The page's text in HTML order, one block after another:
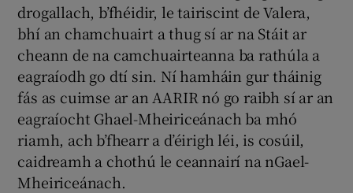
drogallach, b’fhéidir, le tairiscint de Valera,
bhí an chamchuairt a thug sí ar na Stáit ar
cheann de na camchuairteanna ba rathúla a
eagraíodh go dtí sin. Ní hamháin gur tháinig
fás as cuimse ar an AARIR nó go raibh sí ar an
eagraíocht Ghael-Mheiriceánach ba mhó
riamh, ach b’fhearr a d’éirigh léi, is cosúil,
caidreamh a chothú le ceannairí na nGael-
Mheiriceánach.